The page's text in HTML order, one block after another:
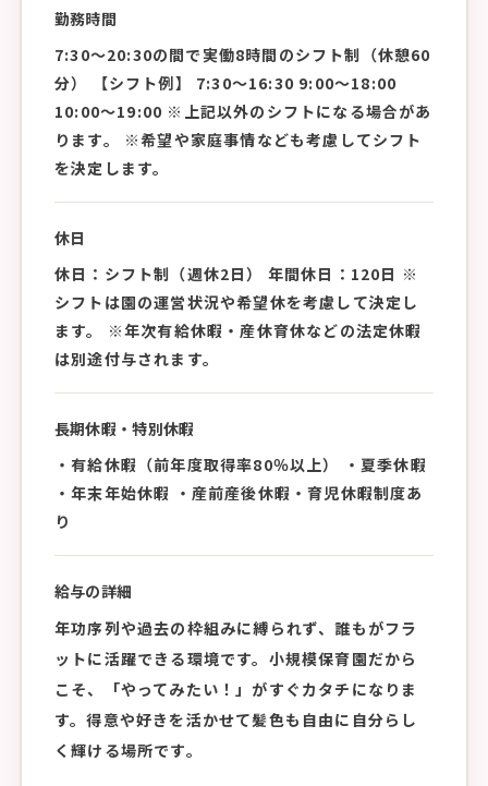
勤務時間
7:30〜20:30の間で実働8時間のシフト制（休憩60
分） 【シフト例】 7:30〜16:30 9:00〜18:00
10:00〜19:00 ※上記以外のシフトになる場合があ
ります。 ※希望や家庭事情なども考慮してシフト
を決定します。
休日
休日：シフト制（週休2日） 年間休日：120日 ※
シフトは園の運営状況や希望休を考慮して決定し
ます。 ※年次有給休暇・産休育休などの法定休暇
は別途付与されます。
長期休暇・特別休暇
・有給休暇（前年度取得率80％以上） ・夏季休暇
・年末年始休暇 ・産前産後休暇・育児休暇制度あ
り
給与の詳細
年功序列や過去の枠組みに縛られず、誰もがフラ
ットに活躍できる環境です。小規模保育園だから
こそ、「やってみたい！」がすぐカタチになりま
す。得意や好きを活かせて髪色も自由に自分らし
く輝ける場所です。